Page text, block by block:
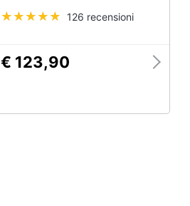
126 recensioni
€ 123,90